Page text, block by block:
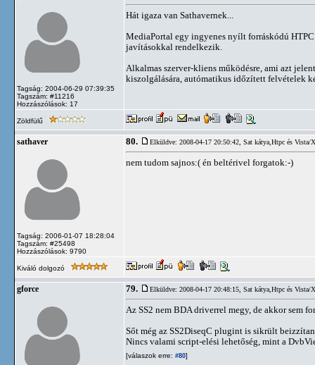
Tagság: 2004-06-29 07:39:35
Tagszám: #11216
Hozzászólások: 17
Hát igaza van Sathavernek...
MediaPortal egy ingyenes nyílt forráskódú
javításokkal rendelkezik.
Alkalmas szerver-kliens működésre, ami azt
kiszolgálására, autómatikus időzített felvételek
Zöldfülű
sathaver
Tagság: 2006-01-07 18:28:04
Tagszám: #25498
Hozzászólások: 9790
80. Elküldve: 2008-04-17 20:50:42, Sat kátya,Htpc és Vista/
nem tudom sajnos:( én beltérivel forgatok:-)
Kiváló dolgozó
gforce 79. Elküldve: 2008-04-17 20:48:15, Sat kátya,Htpc és Vista/
Az SS2 nem BDA driverrel megy, de akkor sem
Sőt még az SS2DiseqC plugint is sikrült
Nincs valami script-elési lehetőség, mint a
[válaszok erre: #80]